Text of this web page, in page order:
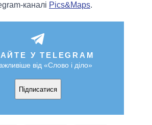
каналі Pics&Maps.
У TELEGRAM
від «Слово і діло»
Підписатися